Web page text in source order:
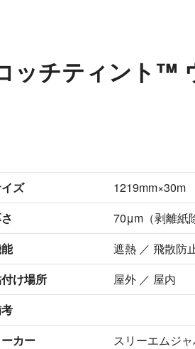
ッチティント™
ズ
1219mm×30m
70μm（剥離紙
遮熱 ／ 飛散防
け場所
屋外 ／ 屋内
カー
スリーエムジ